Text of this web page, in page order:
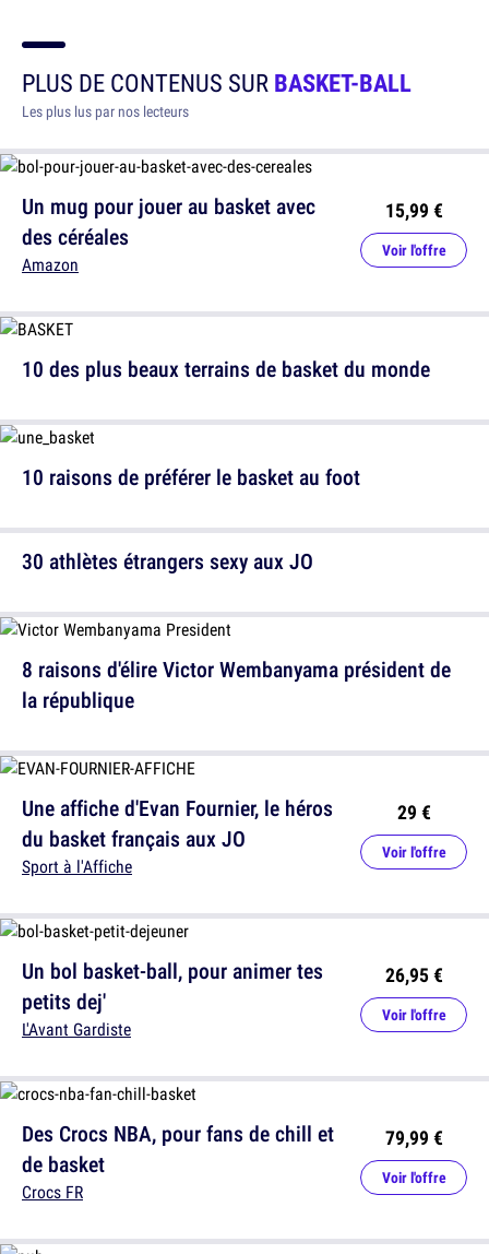
PLUS DE CONTENUS SURBASKET-BALL
Les plus lus par nos lecteurs
Un mug pour jouer au basket avec
des céréales
Amazon
15,99 €
Voir l'offre
10 raisons de préférer le basket au foot
8 raisons d'élire Victor Wembanyama président de
la république
Un bol basket-ball, pour animer tes
petits dej'
L'Avant Gardiste
26,95 €
Voir l'offre
10 des plus beaux terrains de basket du monde
30 athlètes étrangers sexy aux JO
Une affiche d'Evan Fournier, le héros
du basket français aux JO
Sport à l'Affiche
29 €
Voir l'offre
Des Crocs NBA, pour fans de chill et
de basket
Crocs FR
79,99 €
Voir l'offre